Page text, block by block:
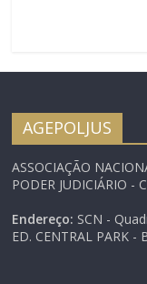
do STF, Rômulo,
com o Deputado
Landim (PTB/PI),
da PEC 358/05, em
Teresina, no Piauí,
durante evento do
AGEPOLJUS
ASSOCIAÇÃO
PODER JUDICIÁRIO -
Endereço: SCN -
ED. CENTRAL PARK -